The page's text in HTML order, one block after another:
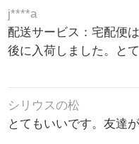
j****a
配送サービス：宅配便
後に入荷しました。と
シリウスの松
とてもいいです。友達